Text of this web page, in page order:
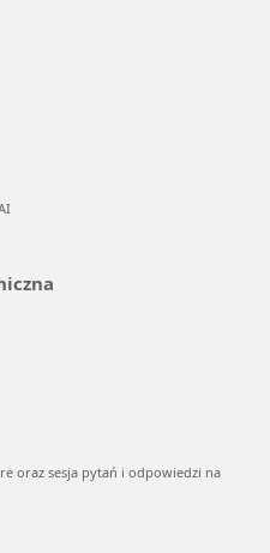
oraz sesja pytań i odpowiedzi na